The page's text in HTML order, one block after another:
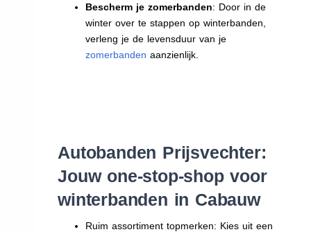
Bescherm je zomerbanden: Door in de
winter over te stappen op winterbanden,
verleng je de levensduur van je
zomerbanden aanzienlijk.
Autobanden Prijsvechter:
Jouw one-stop-shop voor
winterbanden in Cabauw
Ruim assortiment topmerken: Kies uit een